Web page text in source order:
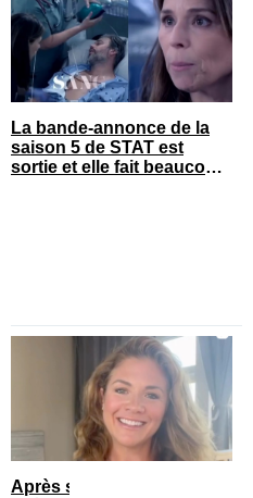
La bande-annonce de la
saison 5 de STAT est
sortie et elle fait beaucoup
Après sa rupture, Sophie